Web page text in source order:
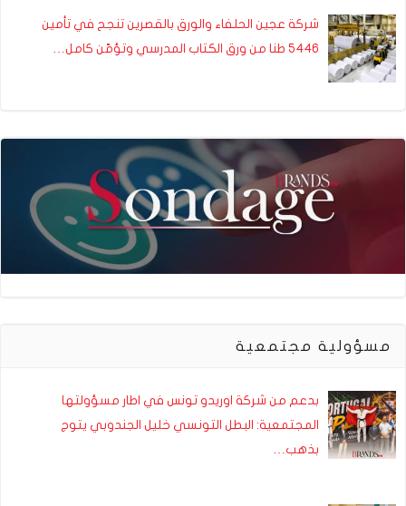
شركة عجين الحلفاء والورق بالقصرين تنجح في تأمين
5446 طنا من ورق الكتاب المدرسي وتؤمّن كامل…
مسؤولية مجتمعية
بدعم من شركة اوريدو تونس في اطار مسؤولتها
المجتمعية: البطل التونسي خليل الجندوبي يتوج
بذهب…